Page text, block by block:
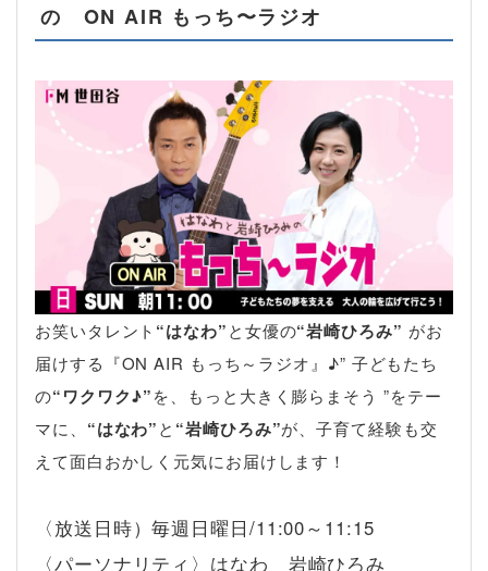
の ON AIR もっち〜ラジオ
お笑いタレント “はなわ”と女優の“岩崎ひろみ” がお
届けする『ON AIR もっち～ラジオ』♪” 子どもたち
の“ワクワク♪”を、もっと大きく膨らまそう ”をテー
マに、 “はなわ”と “岩崎ひろみ”が、子育て経験も交
えて面白おかしく元気にお届けします！
〈放送日時）毎週日曜日/11:00～11:15
〈パーソナリティ〉はなわ 岩崎ひろみ